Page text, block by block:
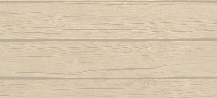
Cordão de ouro é Besouro Manganga
Autor : Mestre Mão Branca
Dendê
Dende mare
Dona Maria como vai você
Samba
Saudade